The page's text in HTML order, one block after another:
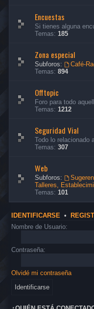
Encuestas
Si tienes alguna
Temas: 185
Zona especial
Subforos: Café-
Temas: 894
Offtopic
Foro para todo
Temas: 1212
Seguridad Vial
Todo lo relacionado
Temas: 307
Web
Subforos:
Talleres,
Temas: 101
IDENTIFICARSE •
Nombre de Usuario:
Contraseña:
Olvidé mi contraseña